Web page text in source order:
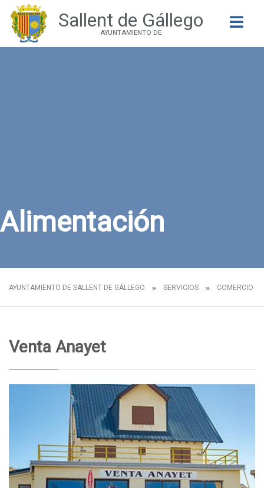
Sallent de Gállego
AYUNTAMIENTO DE
Buscar
Alimentación
AYUNTAMIENTO DE SALLENT DE GÁLLEGO SERVICIOS COMERCIO
Venta Anayet